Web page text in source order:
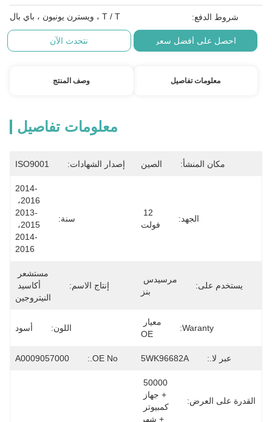
شروط الدفع: T / T ، ويسترن يونيون ، باي بال
احصل على أفضل سعر نتحدث الآن
معلومات تفاصيل وصف المنتج
معلومات تفاصيل
مكان المنشأ: الصين إصدار الشهادات: ISO9001
الجهد:
فولت
سنة:
2014-
2013-
2014-
2016
يستخدم على:
بنز
إنتاج الاسم:
النيتروجين
Waranty:
OE
اللون: أسود
عبر لا.: 5WK96682A
OE No.:
A0009057000
القدرة على العرض:
+ شهر